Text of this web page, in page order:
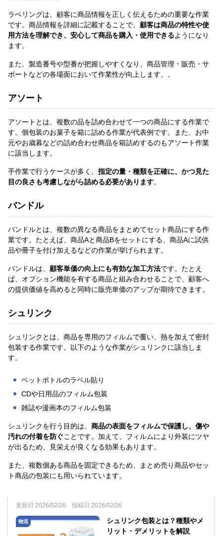
ラベリングは、顧客に商品情報を正しく伝えるための重要な作業
です。商品情報を詳細に記載することで、 顧客は商品の特性や使
用方法を理解でき、安心して商品を購入・使用できるようになり
ます。
また、製造番号や型番が把握しやすくなり、商品管理・販売・サ
ポートなどの各場面において作業性が向上します。。
アソート
アソートとは、複数の品を詰め合わせて一つの商品にする作業で
す。個包装のお菓子を箱に詰める作業が代表例です。また、お中
元やお歳暮などの詰め合わせ商品を箱詰めするのもアソート作業
に該当します。
手作業で行うケースが多く、 指定の量・種類を正確に、かつ見た
目の良さも考慮しながら詰める必要があります。
バンドル
バンドルとは、複数の異なる商品をまとめてセット商品にする作
業です。たとえば、商品Aと商品Bをセットにする、商品Aに試供
品や冊子を付け加えるなどの作業が挙げられます。
バンドルは、 顧客単価の向上にも有効な加工方法です。たとえ
ば、オプション機能を有する商品と組み合わせることで、顧客へ
の提供価値を高めると同時に販売単価のアップが期待できます。
シュリンク
シュリンクとは、商品を専用のフィルムで覆い、熱を加えて密封
包装する作業です。以下のような作業がシュリンクに該当しま
す。
ペットボトルのラベル貼り
CDや日用品のフィルム包装
雑誌や漫画本のフィルム包装
シュリンクを行う目的は、 商品の表面をフィルムで保護し、傷や
汚れの付着を防ぐことです。加えて、フィルムにより外装にツヤ
が出るため、見栄えが良くなる効果もあります。
また、複数個ある商品を固定できるため、まとめ売り商品やセッ
ト商品の包装にも用いられています。
更新日:2026/02/26 投稿日:2026/02/26
物流
シュリンク包装とは？種類やメ
リット・デメリットを解説